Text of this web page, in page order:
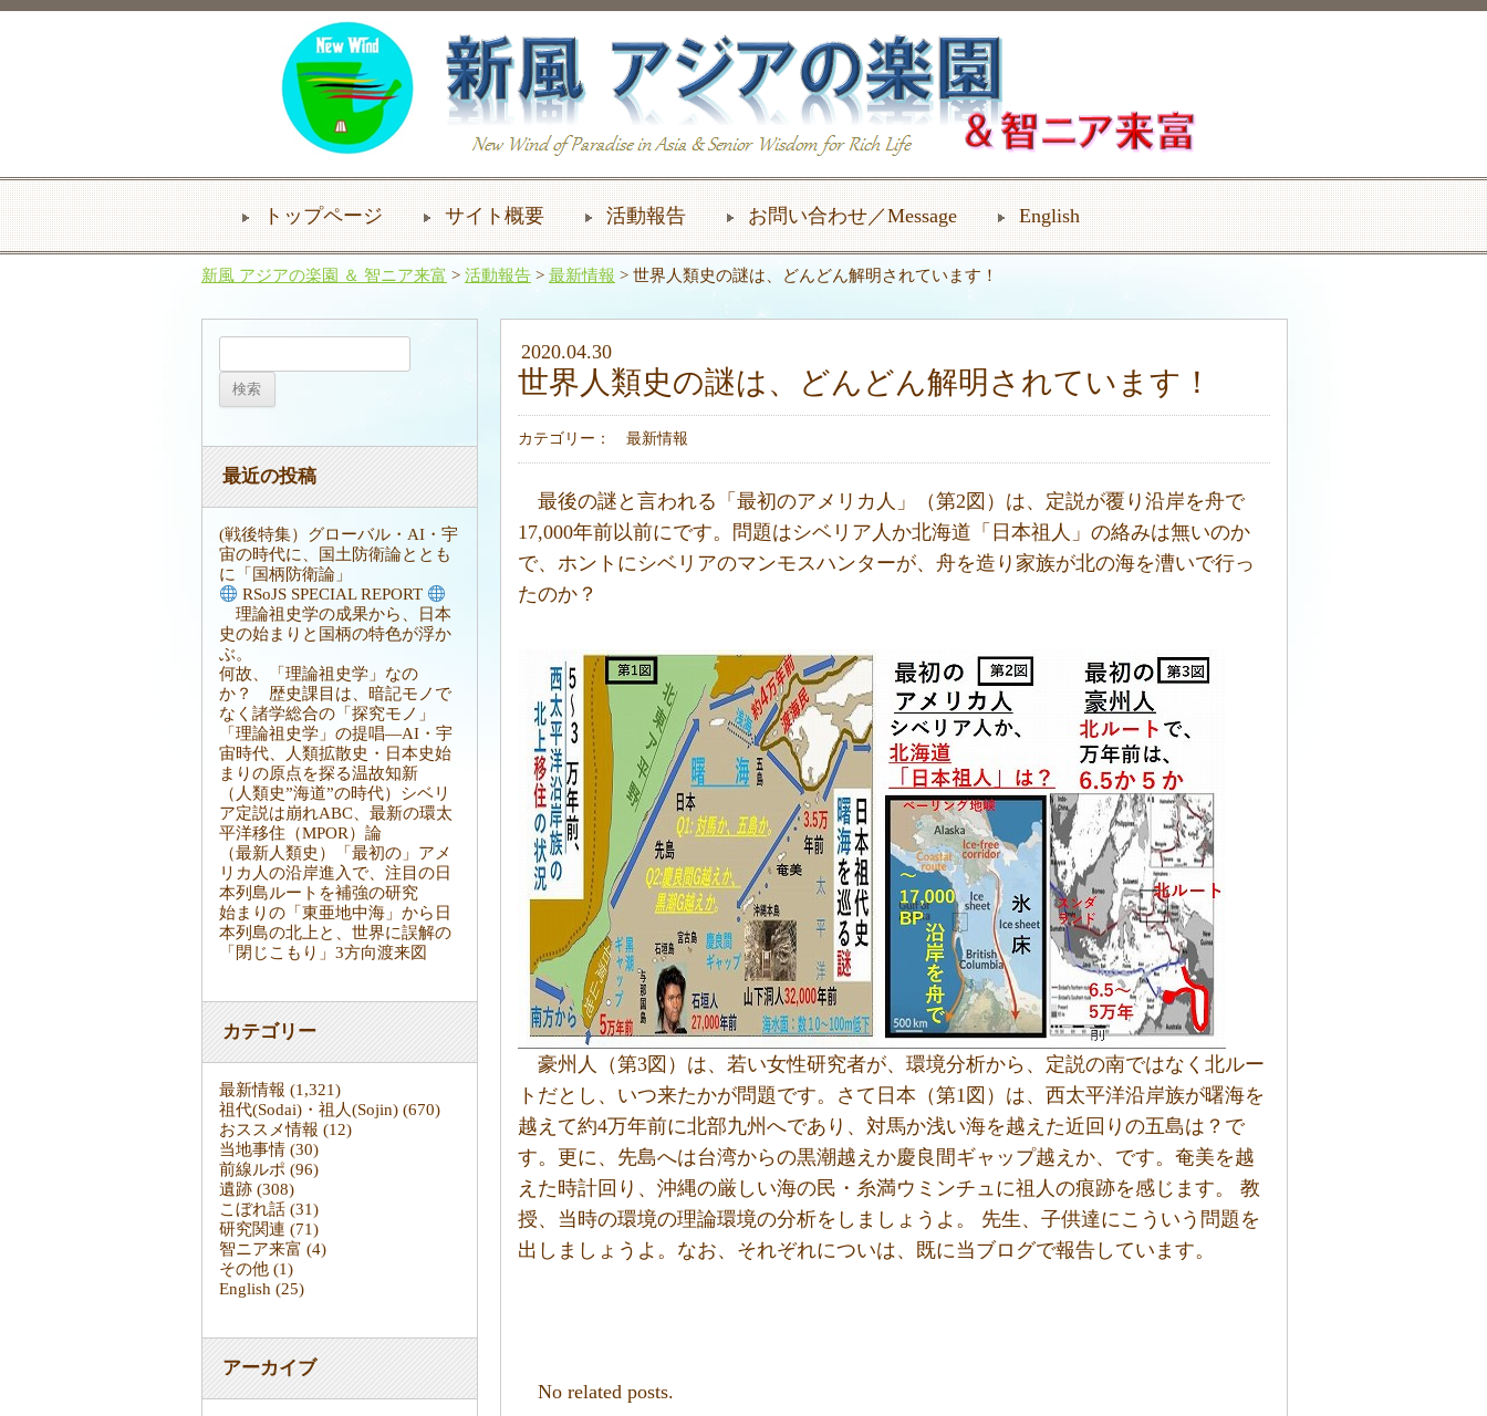
トップページ サイト概要 活動報告 お問い合わせ／Message English
新風 アジアの楽園 ＆ 智ニア来富 > 活動報告 > 最新情報 > 世界人類史の謎は、どんどん解明されています！
最近の投稿
(戦後特集）グローバル・AI・宇
宙の時代に、国土防衛論ととも
に「国柄防衛論」
RSoJS SPECIAL REPORT
理論祖史学の成果から、日本
史の始まりと国柄の特色が浮か
ぶ。
何故、「理論祖史学」なの
か？ 歴史課目は、暗記モノで
なく諸学総合の「探究モノ」
「理論祖史学」の提唱―AI・宇
宙時代、人類拡散史・日本史始
まりの原点を探る温故知新
（人類史”海道”の時代）シベリ
ア定説は崩れABC、最新の環太
平洋移住（MPOR）論
（最新人類史）「最初の」アメ
リカ人の沿岸進入で、注目の日
本列島ルートを補強の研究
始まりの「東亜地中海」から日
本列島の北上と、世界に誤解の
「閉じこもり」3方向渡来図
カテゴリー
最新情報 (1,321)
祖代(Sodai)・祖人(Sojin) (670)
おススメ情報 (12)
当地事情 (30)
前線ルポ (96)
遺跡 (308)
こぼれ話 (31)
研究関連 (71)
智ニア来富 (4)
その他 (1)
English (25)
アーカイブ
2020.04.30
世界人類史の謎は、どんどん解明されています！
カテゴリー： 最新情報
最後の謎と言われる「最初のアメリカ人」（第2図）は、定説が覆り沿岸を舟で
17,000年前以前にです。問題はシベリア人か北海道「日本祖人」の絡みは無いのか
で、ホントにシベリアのマンモスハンターが、舟を造り家族が北の海を漕いで行っ
たのか？
豪州人（第3図）は、若い女性研究者が、環境分析から、定説の南ではなく北ルー
トだとし、いつ来たかが問題です。さて日本（第1図）は、西太平洋沿岸族が曙海を
越えて約4万年前に北部九州へであり、対馬か浅い海を越えた近回りの五島は？で
す。更に、先島へは台湾からの黒潮越えか慶良間ギャップ越えか、です。奄美を越
えた時計回り、沖縄の厳しい海の民・糸満ウミンチュに祖人の痕跡を感じます。 教
授、当時の環境の理論環境の分析をしましょうよ。 先生、子供達にこういう問題を
出しましょうよ。なお、それぞれについは、既に当ブログで報告しています。
No related posts.